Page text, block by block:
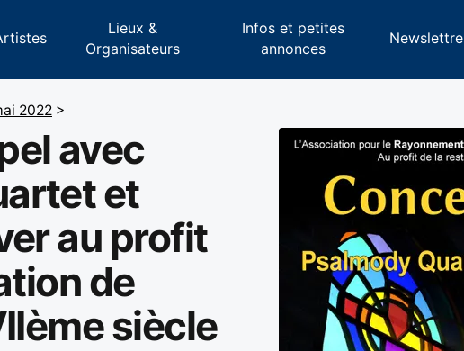
Lieux &
Organisateurs
Infos et petites
annonces
Newslettre
2022 >
avec
et
au profit
de
siècle